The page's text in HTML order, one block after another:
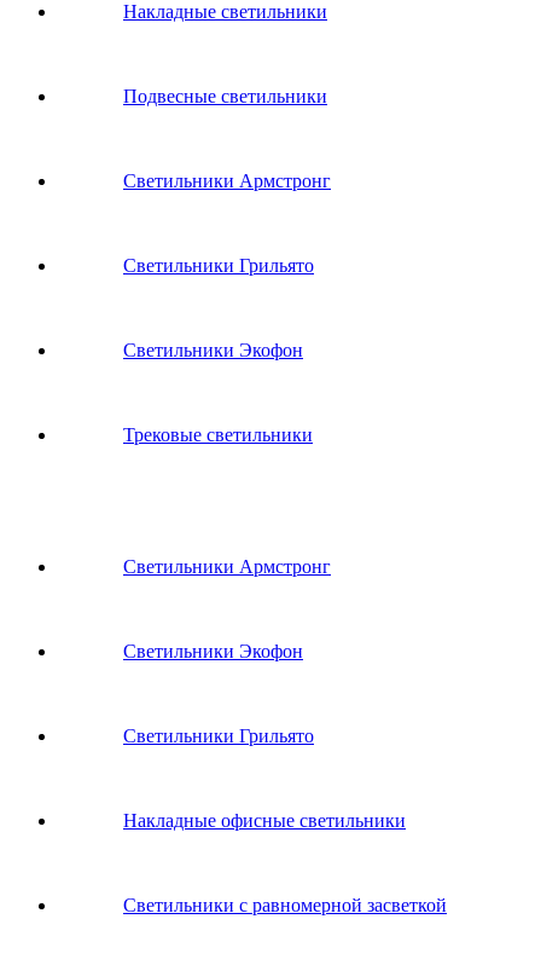
Накладные светильники
Подвесные светильники
Светильники Армстронг
Светильники Грильято
Светильники Экофон
Трековые светильники
Светильники Армстронг
Светильники Экофон
Светильники Грильято
Накладные офисные светильники
Светильники с равномерной засветкой